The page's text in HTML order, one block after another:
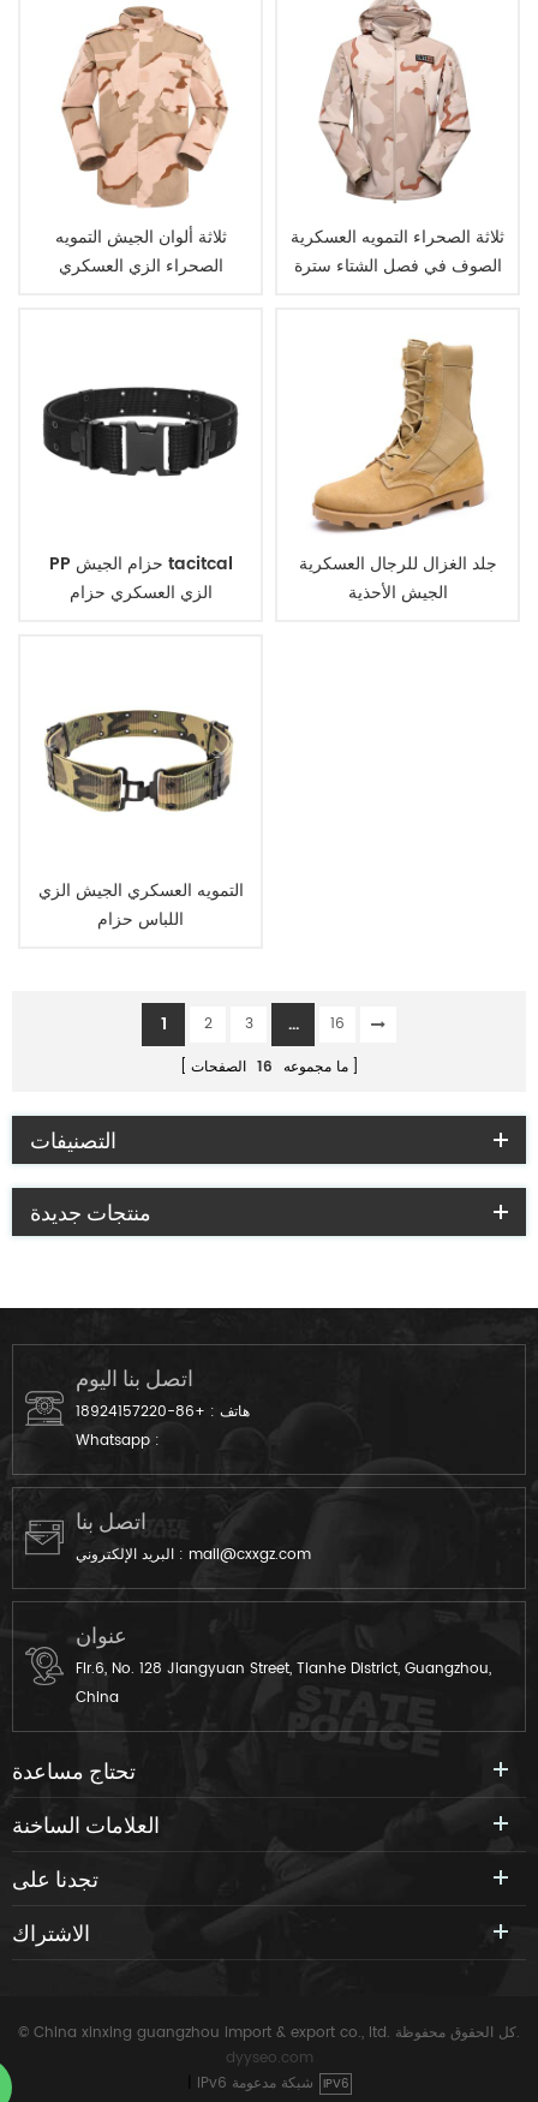
ثلاثة ألوان الجيش التمويه
الصحراء الزي العسكري
ثلاثة الصحراء التمويه العسكرية
الصوف في فصل الشتاء سترة
PP حزام الجيش tacitcal
الزي العسكري حزام
جلد الغزال للرجال العسكرية
الجيش الأحذية
التمويه العسكري الجيش الزي
اللباس حزام
1 2 3 ...
16
ما مجموعه 16 الصفحات
التصنيفات
منتجات جديدة
اتصل بنا اليوم
هاتف : +86-18924157220
Whatsapp :
اتصل بنا
البريد الإلكتروني : mail@cxxgz.com
عنوان
Flr.6, No. 128 Jiangyuan Street, Tianhe District, Guangzhou,
China
تحتاج مساعدة
العلامات الساخنة
تجدنا على
الاشتراك
© China xinxing guangzhou import & export co., ltd. كل الحقوق محفوظة.
dyyseo.com
IPv6 شبكة مدعومة IPV6